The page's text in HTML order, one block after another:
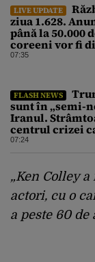
LIVE UPDATE
ziua 1.628.
până la 50.000
coreeni vor fi
07:35
FLASH NEWS
sunt în „semi-
Iranul.
centrul crizei
piața mondială
07:24
„Ken Colley
actori, cu o
a peste 60 de